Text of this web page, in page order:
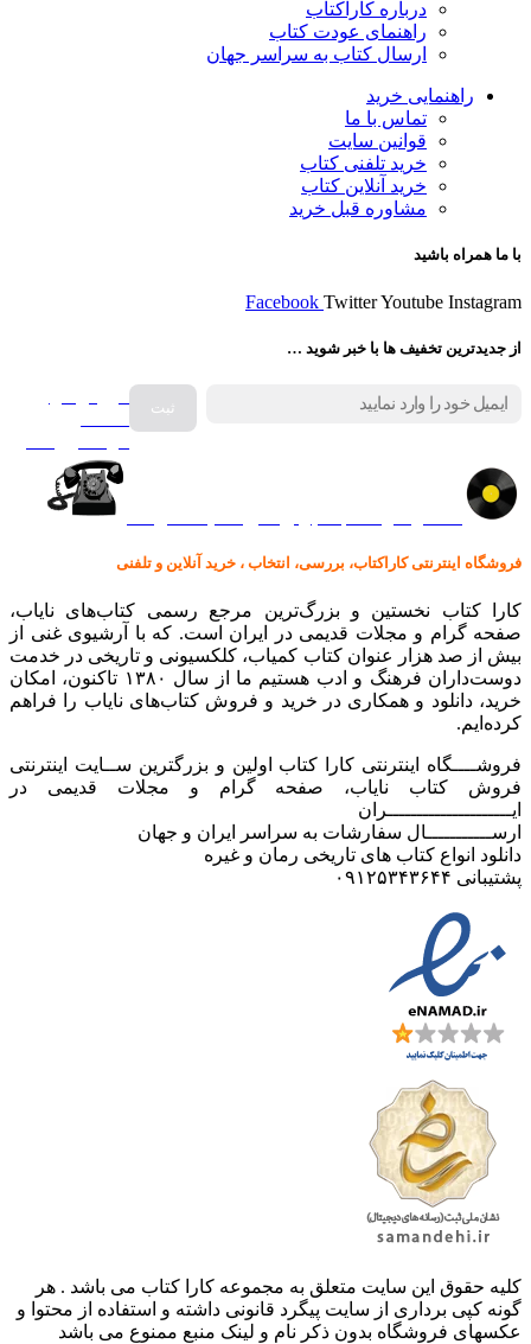
درباره کاراکتاب
راهنمای عودت کتاب
ارسال کتاب به سراسر جهان
راهنمایی خرید
تماس با ما
قوانین سایت
خرید تلفنی کتاب
خرید آنلاین کتاب
مشاوره قبل خرید
با ما همراه باشید
Facebook TwitterYoutube Instagram
از جدیدترین تخفیف ها با خبر شوید …
فروش انواع
فروشگاه اینترنتی کاراکتاب، بررسی، انتخاب ، خرید آنلاین و تلفنی
کارا کتاب نخستین و بزرگ‌ترین مرجع رسمی کتاب‌های نایاب،
صفحه گرام و مجلات قدیمی در ایران است. که با آرشیوی غنی از
بیش از صد هزار عنوان کتاب کمیاب، کلکسیونی و تاریخی در خدمت
دوست‌داران فرهنگ و ادب هستیم ما از سال ۱۳۸۰ تاکنون، امکان
خرید، دانلود و همکاری در خرید و فروش کتاب‌های نایاب را فراهم
کرده‌ایم.
فروشــــگاه اینترنتی کارا کتاب اولین و بزرگترین ســایت اینترنتی
فروش کتاب نایاب، صفحه گرام و مجلات قدیمی در
ایـــــــــــــــــــــران
ارســـــــــــال سفارشات به سراسر ایران و جهان
دانلود انواع کتاب های تاریخی رمان و غیره
پشتیبانی ۰۹۱۲۵۳۴۳۶۴۴
کليه حقوق اين سايت متعلق به مجموعه کارا کتاب می باشد . هر
گونه کپی برداری از سایت پیگرد قانونی داشته و استفاده از محتوا و
عکسهای فروشگاه بدون ذکر نام و لینک منبع ممنوع می باشد